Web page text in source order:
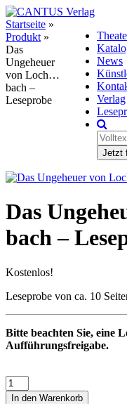
News
Verlag
Jetzt
Startseite »
Produkt »
Das
Ungeheuer
von Loch…
bach –
Leseprobe
Das
bach –
Kostenlos!
Leseprobe von ca. 10
Bitte beachten Sie, eine
Aufführungsfreigabe.
In den Warenkorb